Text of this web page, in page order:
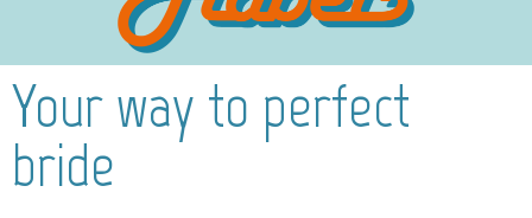
Your way to perfect
bride